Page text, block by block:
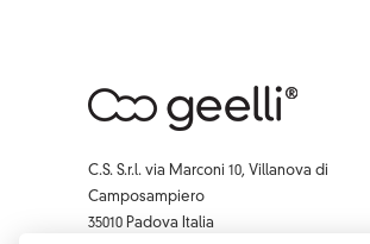
C.S. S.r.l. via Marconi 10, Villanova di
Camposampiero
35010 Padova Italia